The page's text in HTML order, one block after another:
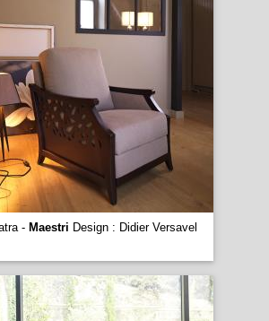
- Maestri Design : Didier Versavel